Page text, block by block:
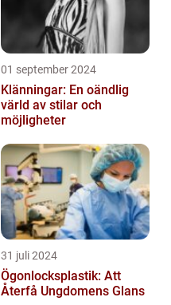
01 september 2024
Klänningar: En oändlig
värld av stilar och
möjligheter
31 juli 2024
Ögonlocksplastik: Att
Återfå Ungdomens Glans